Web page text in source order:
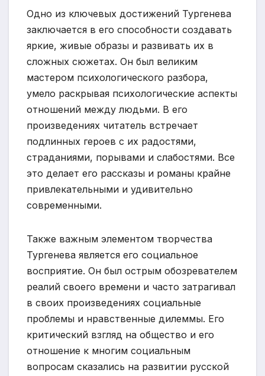
Одно из ключевых достижений Тургенева
заключается в его способности создавать
яркие, живые образы и развивать их в
сложных сюжетах. Он был великим
мастером психологического разбора,
умело раскрывая психологические аспекты
отношений между людьми. В его
произведениях читатель встречает
подлинных героев с их радостями,
страданиями, порывами и слабостями. Все
это делает его рассказы и романы крайне
привлекательными и удивительно
современными.
Также важным элементом творчества
Тургенева является его социальное
восприятие. Он был острым обозревателем
реалий своего времени и часто затрагивал
в своих произведениях социальные
проблемы и нравственные дилеммы. Его
критический взгляд на общество и его
отношение к многим социальным
вопросам сказались на развитии русской